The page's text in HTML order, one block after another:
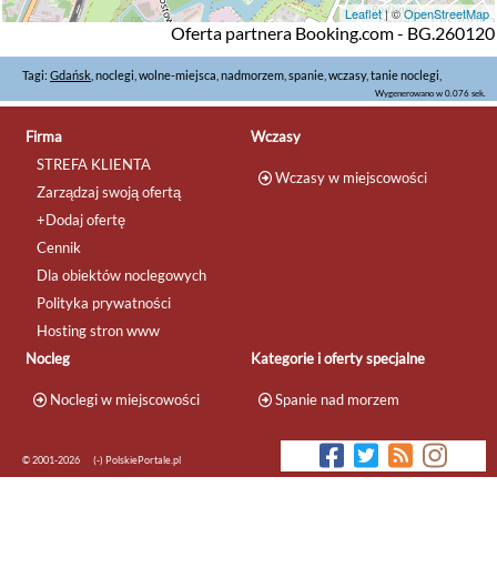
Leaflet| ©OpenStreetMap
Oferta partnera Booking.com - BG.260120
Tagi: Gdańsk , noclegi, wolne-miejsca, nadmorzem, spanie, wczasy, tanie noclegi,
Wygenerowano w 0.076 sek.
Firma
STREFA KLIENTA
Zarządzaj swoją ofertą
+Dodaj ofertę
Cennik
Dla obiektów noclegowych
Polityka prywatności
Hosting stron www
Wczasy
Wczasy w miejscowości
Nocleg
Noclegi w miejscowości
Kategorie i oferty specjalne
Spanie nad morzem
© 2001-2026 (-) PolskiePortale.pl